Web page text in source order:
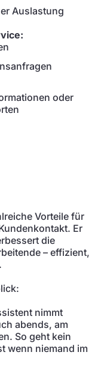
Auslastung
oder
Vorteile für
Er
die
– effizient,
nimmt
abends, am
So geht kein
wenn niemand im